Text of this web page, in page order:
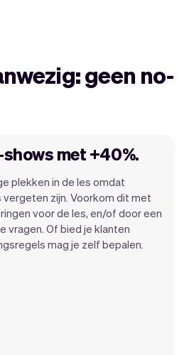
geen no-
met +40%.
plekken in de les omdat
zijn. Voorkom dit met
voor de les, en/of door een
vragen. Of bied je klanten
mag je zelf bepalen.
dat no-shows tot
behoren. No-shows zijn